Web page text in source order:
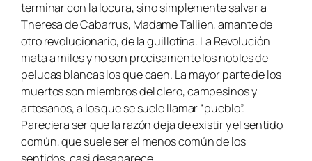
terminar con la locura, sino simplemente salvar a
Theresa de Cabarrus, Madame Tallien, amante de
otro revolucionario, de la guillotina. La Revolución
mata a miles y no son precisamente los nobles de
pelucas blancas los que caen. La mayor parte de los
muertos son miembros del clero, campesinos y
artesanos, a los que se suele llamar “pueblo”.
Pareciera ser que la razón deja de existir y el sentido
común, que suele ser el menos común de los